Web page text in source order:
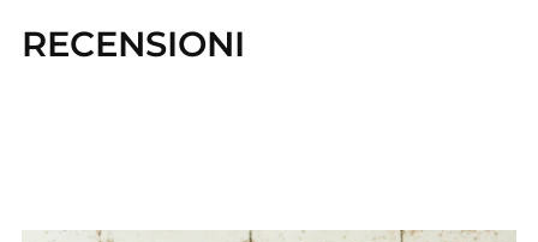
RECENSIONI